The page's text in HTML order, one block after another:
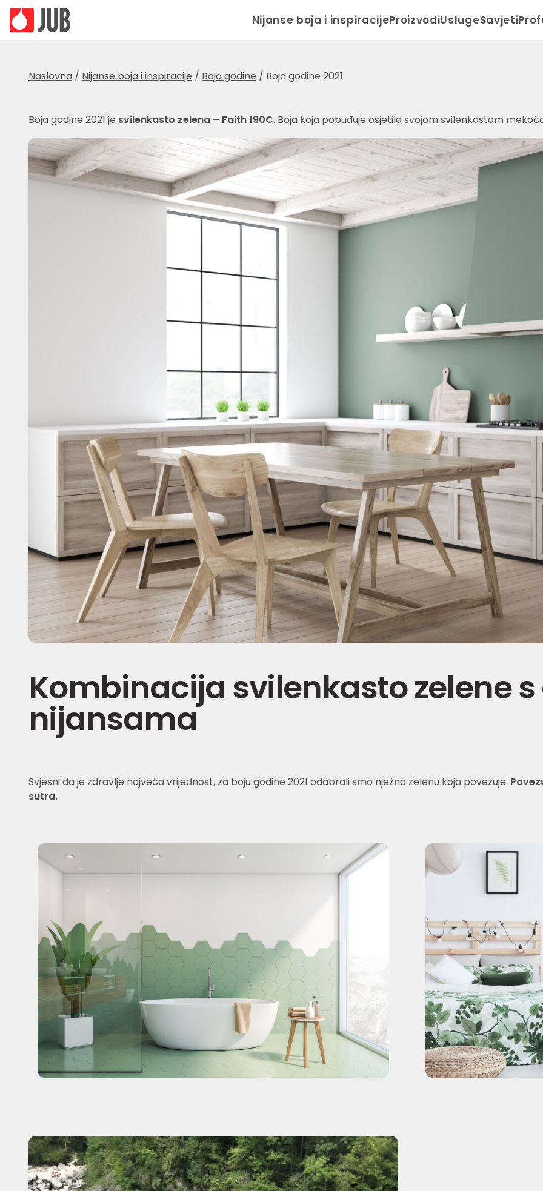
Nijanse boja i inspiracijeProizvodiUslugeSavjeti
Naslovna / Nijanse boja i inspiracije / Boja godine / Boja godine 2021
Boja godine 2021 je svilenkasto zelena – Faith 190C. Boja koja pobuđuje osjetila svojom svilenkastom
Kombinacija svilenkasto zelene
nijansama
Svjesni da je zdravlje najveća vrijednost, za boju godine 2021 odabrali smo nježno zelenu koja povezuje:
sutra.